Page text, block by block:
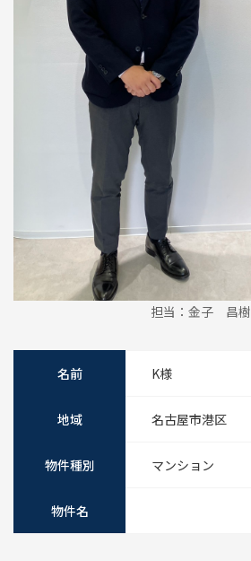
担当：金子 昌樹
名前 K様
地域 名古屋市港区
物件種別 マンション
物件名